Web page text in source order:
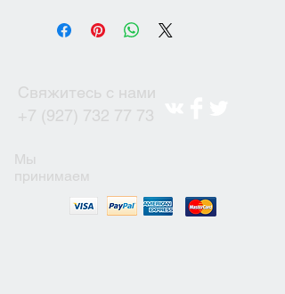
Свяжитесь с нами
+7 (927) 732 77 73
Мы
принимаем